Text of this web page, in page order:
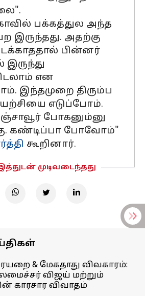
பக்கத்துல அந்த
இருந்தது. அதற்கு
பின்னர்
என
இந்தமுறை திரும்ப
எடுப்போம்.
போகனும்னு
கண்டிப்பா போவோம்"
கூறினார்.
முடிவடைந்தது
& மேகதாது விவகாரம்:
விஜய் மற்றும்
காரசார விவாதம்